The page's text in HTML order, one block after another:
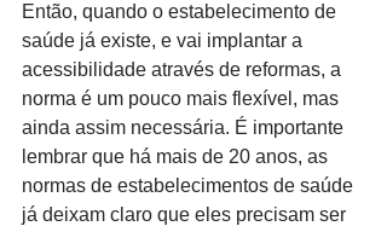
Então, quando o estabelecimento de
saúde já existe, e vai implantar a
acessibilidade através de reformas, a
norma é um pouco mais flexível, mas
ainda assim necessária. É importante
lembrar que há mais de 20 anos, as
normas de estabelecimentos de saúde
já deixam claro que eles precisam ser